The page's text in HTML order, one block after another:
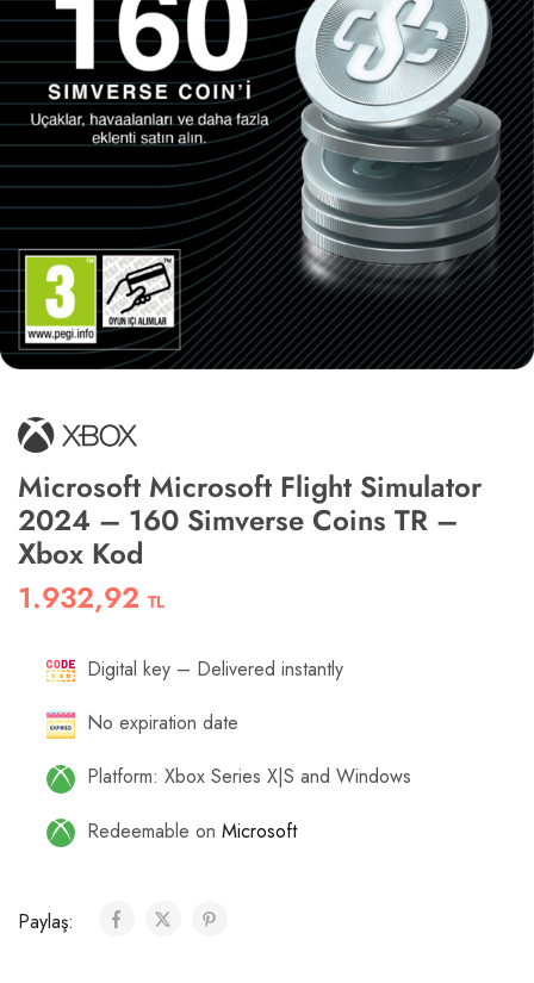
Microsoft Microsoft Flight Simulator
2024 – 160 Simverse Coins TR –
Xbox Kod
1.932,92 TL
Digital key – Delivered instantly
No expiration date
Platform: Xbox Series X|S and Windows
Redeemable on Microsoft
Paylaş: